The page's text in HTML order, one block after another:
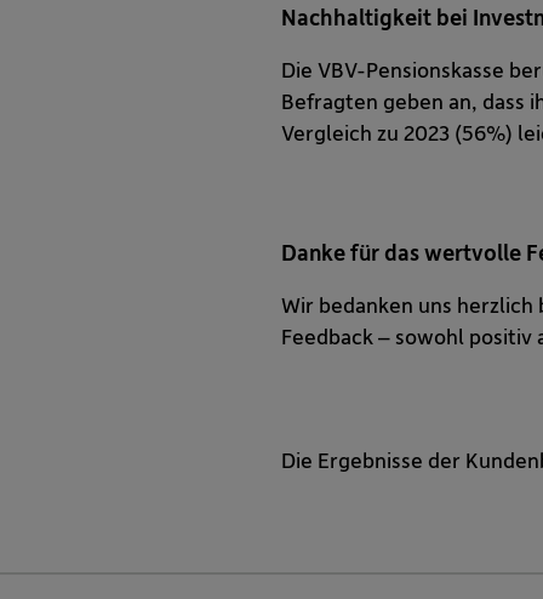
Nachhaltigkeit bei
Die VBV-Pensionskasse
Befragten geben an, dass
Vergleich zu 2023 (56%)
Danke für das wertvolle
Wir bedanken uns
Feedback – sowohl
Die Ergebnisse der